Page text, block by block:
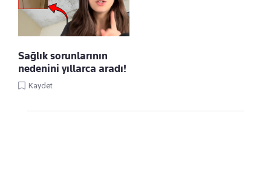
Sağlık sorunlarının
nedenini yıllarca aradı!
Kaydet